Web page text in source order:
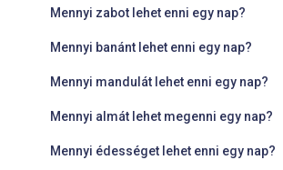
Mennyi zabot lehet enni egy nap?
Mennyi banánt lehet enni egy nap?
Mennyi mandulát lehet enni egy nap?
Mennyi almát lehet megenni egy nap?
Mennyi édességet lehet enni egy nap?